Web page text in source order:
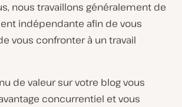
nous travaillons généralement de
indépendante afin de vous
vous confronter à un travail
de valeur sur votre blog vous
concurrentiel et vous